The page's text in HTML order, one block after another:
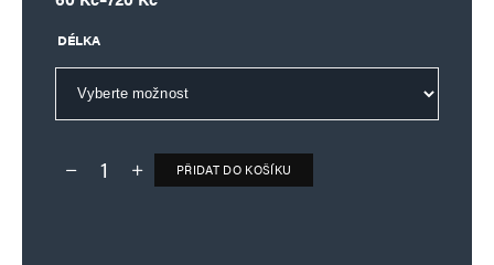
DÉLKA
Deník TO – verze bez reklam množství
PŘIDAT DO KOŠÍKU